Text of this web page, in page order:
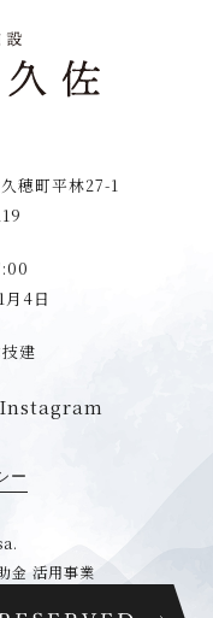
穂町平林27-1
4日
建
Instagram
ー
金 活用事業